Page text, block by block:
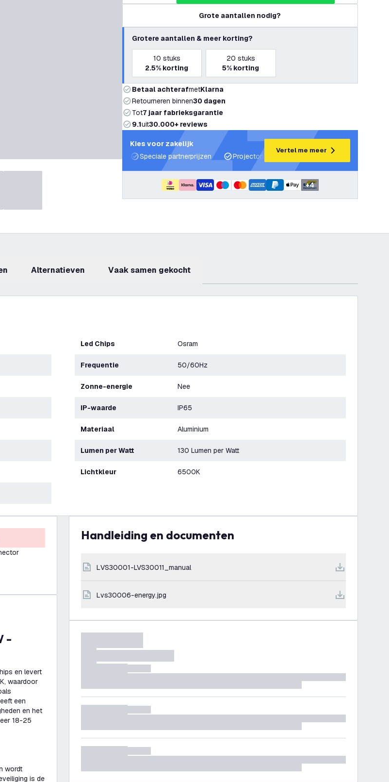
Grote aantallen nodig?
Grotere aantallen & meer korting?
10 stuks
2.5% korting
20 stuks
5% korting
Betaal achterafmetKlarna
Retourneren binnen30 dagen
Tot7 jaar fabrieksgarantie
9.1uit30.000+ reviews
Kies voor zakelijk
Speciale partnerprijzen
Projectondersteuning en lichtplannen
Vertel me meer
+4
Alternatieven Vaak samen gekocht
Led Chips Osram
Frequentie 50/60Hz
Zonne-energie Nee
IP-waarde IP65
Materiaal Aluminium
Lumen per Watt 130 Lumen per Watt
Lichtkleur 6500K
en levert
waardoor
een
en het
18-25
wordt
is de
Handleiding en documenten
LVS30001-LVS30011_manual
lvs30006-energy.jpg